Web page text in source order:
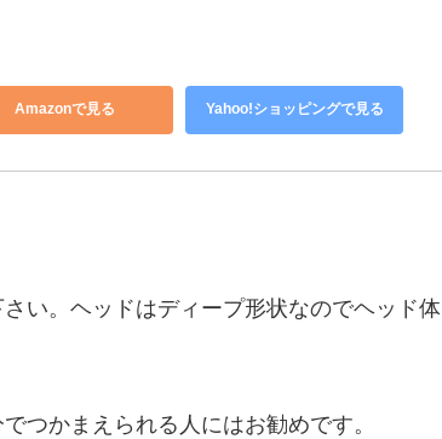
Amazonで見る Yahoo!ショッピングで見る
い。ヘッドはディープ形状なのでヘッド体
つかまえられる人にはお勧めです。